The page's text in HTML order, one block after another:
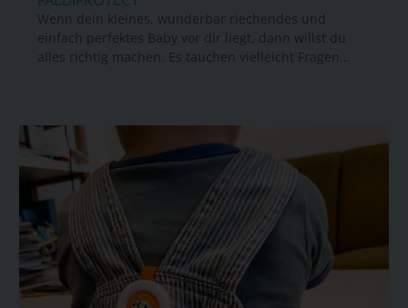
Wenn dein kleines, wunderbar riechendes und
einfach perfektes Baby vor dir liegt, dann willst du
alles richtig machen. Es tauchen vielleicht Fragen...